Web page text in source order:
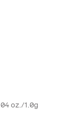
.04 oz./1.0g